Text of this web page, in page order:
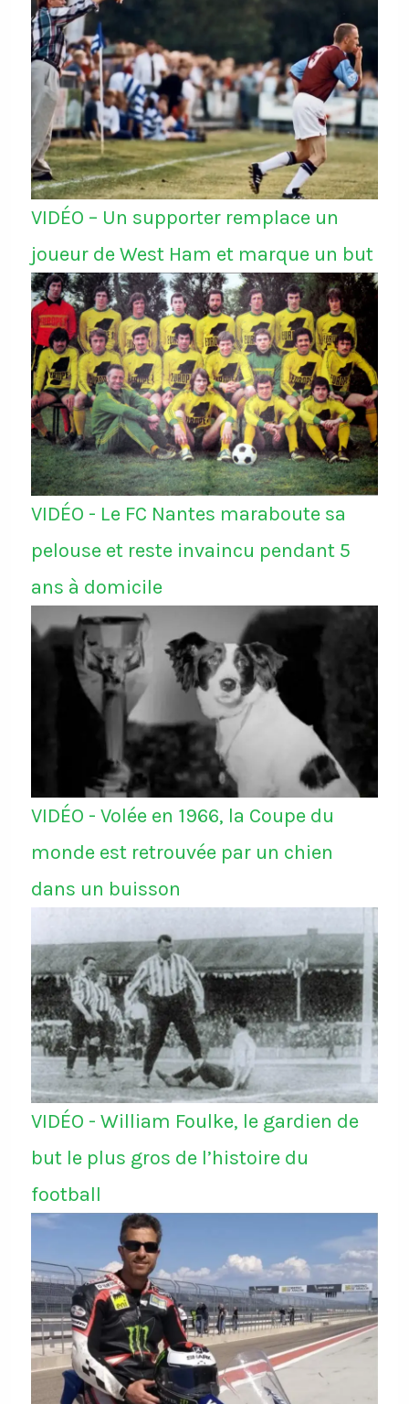
VIDÉO – Un supporter remplace un
joueur de West Ham et marque un but
VIDÉO - Le FC Nantes maraboute sa
pelouse et reste invaincu pendant 5
ans à domicile
VIDÉO - Volée en 1966, la Coupe du
monde est retrouvée par un chien
dans un buisson
VIDÉO - William Foulke, le gardien de
but le plus gros de l’histoire du
football